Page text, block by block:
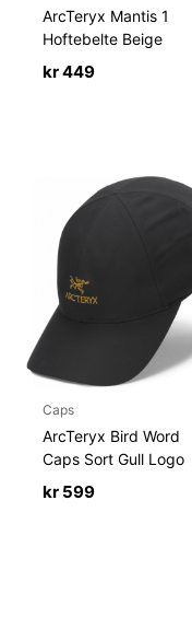
ArcTeryx Mantis 1
Hoftebelte Beige
kr449
Caps
ArcTeryx Bird Word
Caps Sort Gull Logo
kr 599